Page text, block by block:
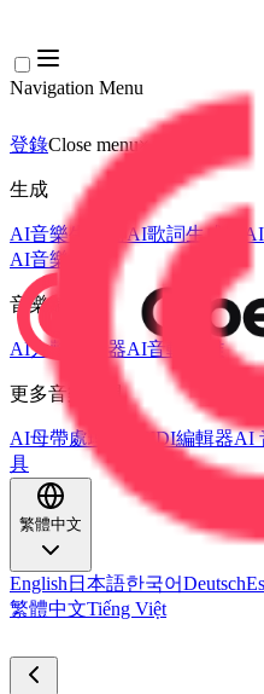
Navigation Menu
登錄Close menu×
生成
AI音樂生成器 AI歌詞生成器
AI音樂影片
音樂編輯
AI人聲去除器AI音軌分離
更多音樂工具
AI母帶處理 AI MIDI編輯器AI
具
繁體中文
English 日本語한국어Deutsch
繁體中文Tiếng Việt